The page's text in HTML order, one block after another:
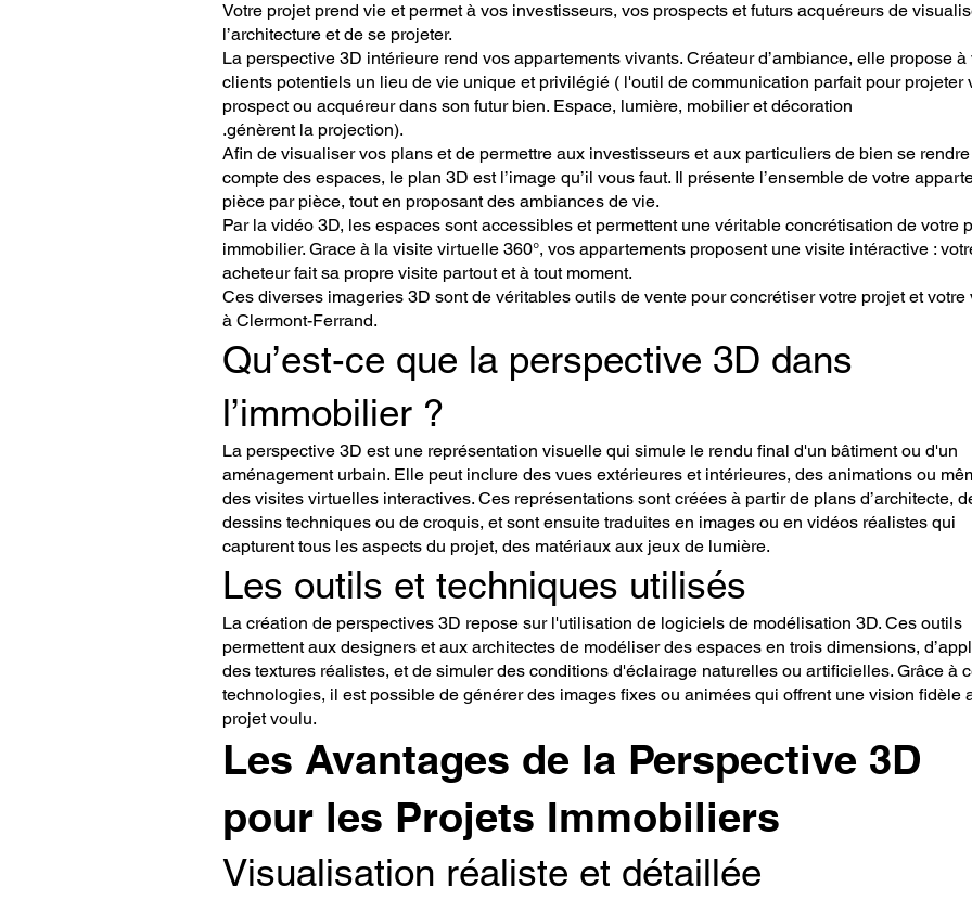
Votre projet prend vie et permet à vos investisseurs, vos prospects et futurs acquéreurs de
l’architecture et de se projeter.
La perspective 3D intérieure rend vos appartements vivants. Créateur d’ambiance, elle propose à
clients potentiels un lieu de vie unique et privilégié ( l'outil de communication parfait pour projeter
prospect ou acquéreur dans son futur bien. Espace, lumière, mobilier et décoration
.génèrent la projection).
Afin de visualiser vos plans et de permettre aux investisseurs et aux particuliers de bien se rendre
compte des espaces, le plan 3D est l’image qu’il vous faut. Il présente l’ensemble de votre
pièce par pièce, tout en proposant des ambiances de vie.
Par la vidéo 3D, les espaces sont accessibles et permettent une véritable concrétisation de votre
immobilier. Grace à la visite virtuelle 360°, vos appartements proposent une visite intéractive :
acheteur fait sa propre visite partout et à tout moment.
Ces diverses imageries 3D sont de véritables outils de vente pour concrétiser votre projet et votre
à Clermont-Ferrand.
Qu’est-ce que la perspective 3D dans
l’immobilier ?
La perspective 3D est une représentation visuelle qui simule le rendu final d'un bâtiment ou d'un
aménagement urbain. Elle peut inclure des vues extérieures et intérieures, des animations ou
des visites virtuelles interactives. Ces représentations sont créées à partir de plans d’architecte,
dessins techniques ou de croquis, et sont ensuite traduites en images ou en vidéos réalistes qui
capturent tous les aspects du projet, des matériaux aux jeux de lumière.
Les outils et techniques utilisés
La création de perspectives 3D repose sur l'utilisation de logiciels de modélisation 3D. Ces outils
permettent aux designers et aux architectes de modéliser des espaces en trois dimensions,
des textures réalistes, et de simuler des conditions d'éclairage naturelles ou artificielles. Grâce à
technologies, il est possible de générer des images fixes ou animées qui offrent une vision fidèle
projet voulu.
Les Avantages de la Perspective 3D
pour les Projets Immobiliers
Visualisation réaliste et détaillée